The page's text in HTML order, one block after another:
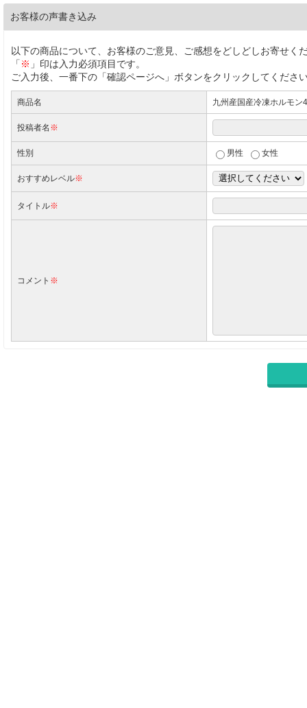
お客様の声書き込み
以下の商品について、お客様のご意見、ご感想をどしどしお寄せく
「 ※ 」印は入力必須項目です。
ご入力後、一番下の「確認ページへ」ボタンをクリックしてくださ
商品名 九州産国産冷凍ホルモ
投稿者名 ※
性別 男性 女性
おすすめレベル※
タイトル※
コメント ※